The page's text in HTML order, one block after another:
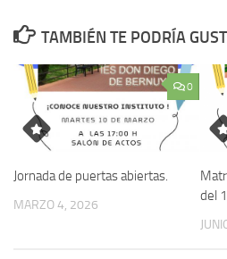
TAMBIÉN TE PODRÍA
0
Jornada de puertas abiertas.
MARZO 4, 2026
del